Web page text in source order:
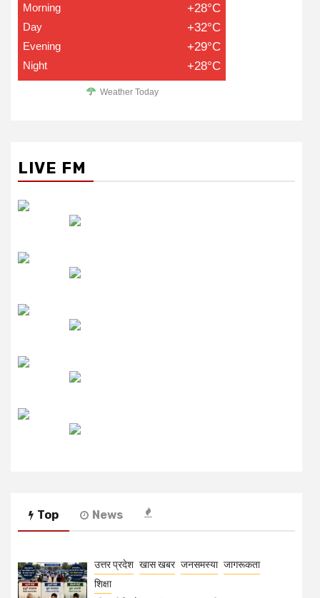
Morning +28°C
Day +32°C
Evening +29°C
Night +28°C
Weather Today
LIVE FM
Top News
उत्तर प्रदेश खास खबर जनसमस्या जागरूकता
शिक्षा